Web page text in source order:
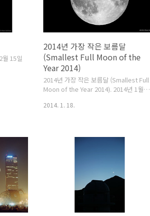
15일
217BC83553009E861102EA
2014년 가장 작은 보름달
(Smallest Full Moon of the
Year 2014)
2014년 가장 작은 보름달 (Smallest Full
Moon of the Year 2014). 2014년 1월의
14% 더 작고 30% 더 어둡습니다. 그러
늘에 떠 있는 보름달을 바라 보았을 때 크
기와 밝기가 변한 것을 알아 차릴 수는 없
- 촬영일시: 2014년 1월 15일 21시 40분.
- 촬영장소: 송파하남 어린이천문대. - 망
원경: e프랑티스 크리스 120mm 굴절 망
카메라. - 촬영자: 염범석 (Bum-Suk
2014. 1. 18.